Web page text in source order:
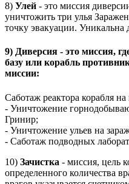
8) Улей - это миссия
уничтожить три улья
точку эвакуации.
9) Диверсия - это миссия,
базу или корабль
миссии:
Саботаж реактора корабля
- Уничтожение
Гринир;
- Уничтожение ульев на
- Саботаж подводных
10) Зачистка - миссия, цель
определенного количества